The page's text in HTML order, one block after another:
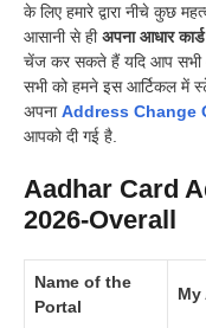
के लिए हमारे द्वारा नीचे कुछ
आसानी से हीअपना आधार
चेंज कर सकते हैं यदि आप सभी
सभी को हमने इस आर्टिकल में
अपनाAddress Change
आपको दी गई है.
Aadhar Card
2026-Overall
Name of the
Portal
My